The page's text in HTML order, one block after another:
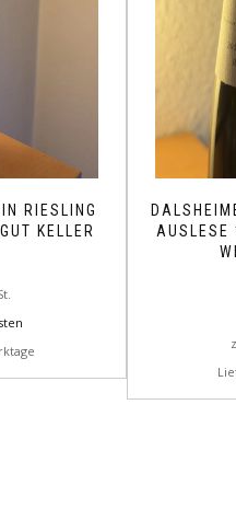
RIESLING
KELLER